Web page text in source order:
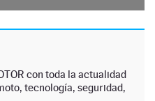
con toda la actualidad
tecnología, seguridad,